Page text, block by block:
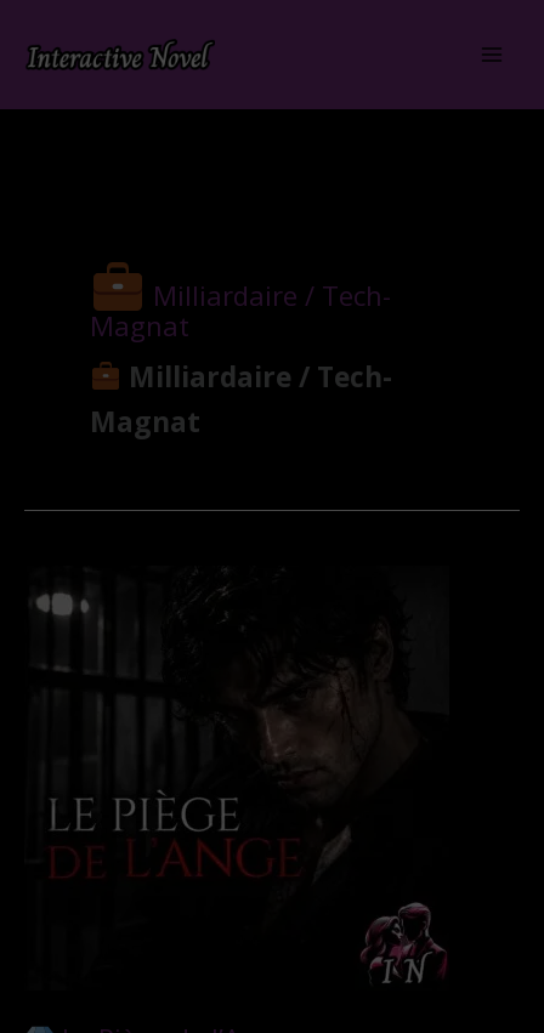
Milliardaire / Tech-
Magnat
Milliardaire / Tech-
Magnat